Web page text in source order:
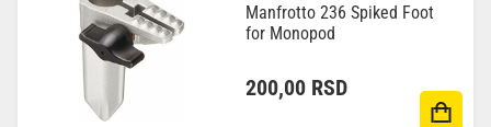
Manfrotto 236 Spiked Foot
for Monopod
200,00 RSD